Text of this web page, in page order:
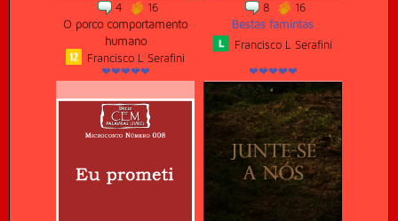
4
16
O porco comportamento
humano
Francisco L Serafini
8
16
Bestas famintas
Francisco L Serafini
❤❤❤❤❤ ❤❤❤❤❤